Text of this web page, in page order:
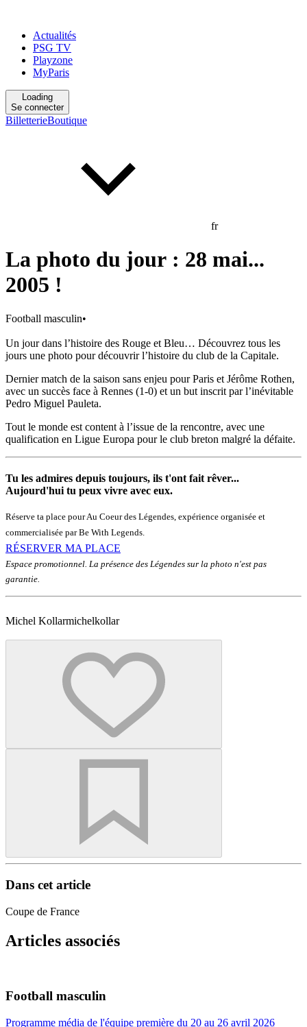
Actualités
PSG TV
Playzone
MyParis
Loading
Se connecter
BilletterieBoutique
fr
La photo du jour : 28 mai...
2005 !
Football masculin•
Un jour dans l’histoire des Rouge et Bleu… Découvrez tous les
jours une photo pour découvrir l’histoire du club de la Capitale.
Dernier match de la saison sans enjeu pour Paris et Jérôme Rothen,
avec un succès face à Rennes (1-0) et un but inscrit par l’inévitable
Pedro Miguel Pauleta.
Tout le monde est content à l’issue de la rencontre, avec une
qualification en Ligue Europa pour le club breton malgré la défaite.
Tu les admires depuis toujours, ils t'ont fait rêver...
Aujourd'hui tu peux vivre avec eux.
Réserve ta place pour Au Coeur des Légendes, expérience organisée et
commercialisée par Be With Legends.
RÉSERVER MA PLACE
Espace promotionnel. La présence des Légendes sur la photo n'est pas
garantie.
Michel Kollarmichelkollar
Dans cet article
Coupe de France
Articles associés
Football masculin
Programme média de l'équipe première du 20 au 26 avril 2026